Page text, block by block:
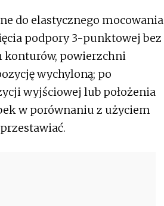
do elastycznego mocowania
podpory 3-punktowej bez
konturów, powierzchni
wychyloną; po
wyjściowej lub położenia
w porównaniu z użyciem